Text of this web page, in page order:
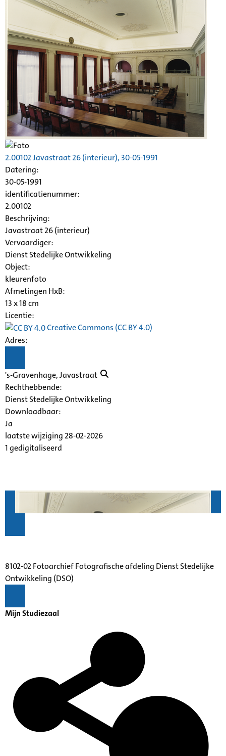
2.00102Javastraat26 (interieur), 30-05-1991
Datering:
30-05-1991
identificatienummer:
2.00102
Beschrijving:
Javastraat26 (interieur)
Vervaardiger:
Dienst Stedelijke Ontwikkeling
Object:
kleurenfoto
Afmetingen HxB:
13 x 18 cm
Licentie:
Creative Commons (CC BY 4.0)
Adres:
's-Gravenhage,Javastraat
Rechthebbende:
Dienst Stedelijke Ontwikkeling
Downloadbaar:
Ja
laatste wijziging 28-02-2026
1 gedigitaliseerd
8102-02 Fotoarchief Fotografische afdeling Dienst Stedelijke
Ontwikkeling (DSO)
Mijn Studiezaal